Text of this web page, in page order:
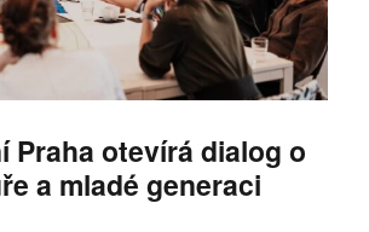
Praha otevírá dialog o
a mladé generaci